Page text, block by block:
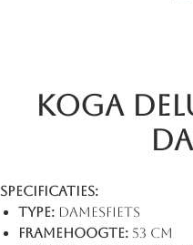
Koga
Specificaties:
Type: Damesfiets
Framehoogte: 53 cm